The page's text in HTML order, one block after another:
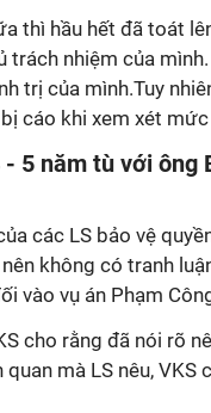
thì hầu hết đã toát
nhiệm của
trị của mình.Tuy
cáo khi xem xét
5 năm tù với ông
các LS bảo vệ
không có tranh
vào vụ án Phạm
cho rằng đã nói rõ
mà LS nêu, VKS